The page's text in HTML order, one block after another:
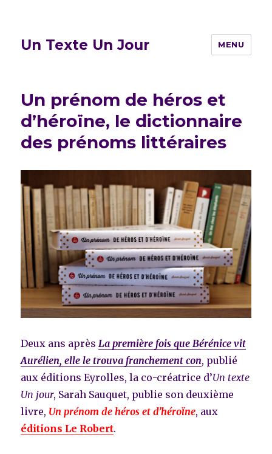
Un Texte Un Jour MENU
Un prénom de héros et
d’héroïne, le dictionnaire
des prénoms littéraires
Deux ans aprèsLa première fois que Bérénice vit
Aurélien, elle le trouva franchement con, publié
aux éditions Eyrolles, la co-créatrice d’Un texte
Un jour, Sarah Sauquet, publie son deuxième
livre, Un prénom de héros et d’héroïne, aux
éditions Le Robert.